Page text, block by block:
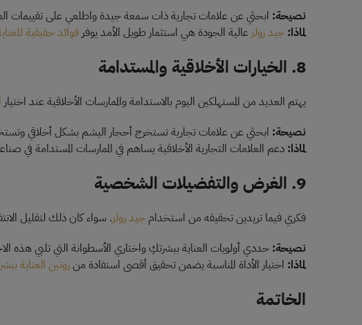
نصيحة: ابحثي عن علامات تجارية ذات سمعة جيدة واطلعي على تقييمات
لماذا: جيد رولر عالية الجودة هي استثمار طويل الأمد يوفرفوائد حقيقية
8. الخيارات الأخلاقية والمستدامة
يهتم العديد من المستهلكين اليوم بالاستدامة والممارسات الأخلاقية عند اختيار
نصيحة: ابحثي عن علامات تجارية تستخرج أحجار اليشم بشكل أخلاقي
لماذا: دعم العلامات التجارية الأخلاقية يساهم في الممارسات المستدامة في
9. الغرض والتفضيلات الشخصية
فكري فيما تريدين تحقيقه من استخدامجيد رولر. سواء كان ذلك لتقليل
نصيحة: حددي أولويات العناية ببشرتكِ واختاري الأسطوانة التي تلبي هذه
لماذا: اختيار الأداة المناسبة يضمن تحقيق أقصى استفادة منروتين العناية
الخاتمة